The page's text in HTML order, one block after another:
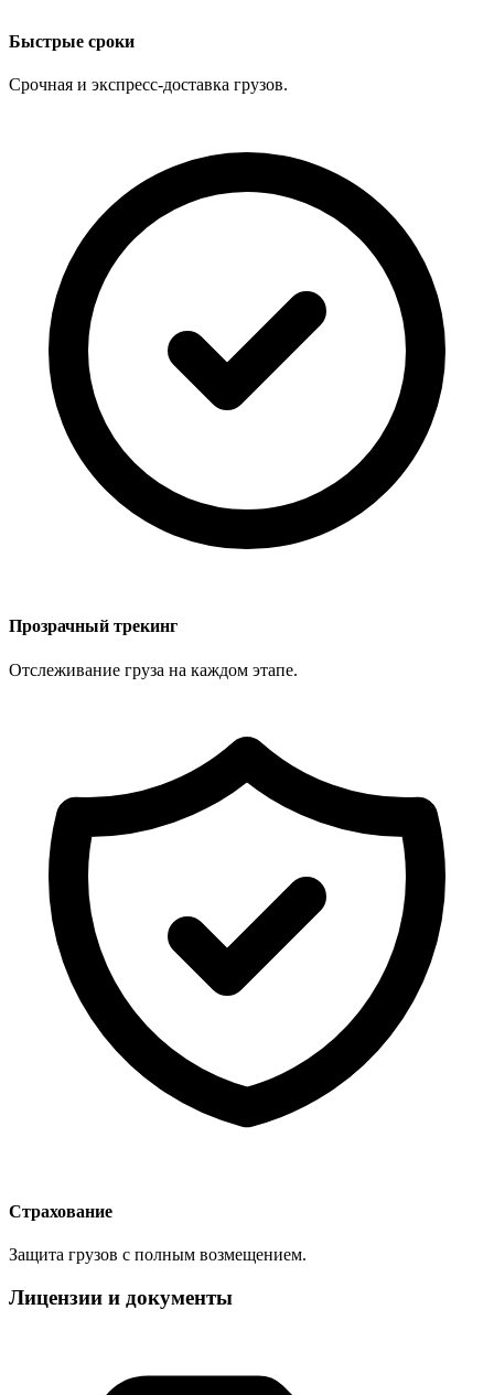
Быстрые сроки
Срочная и экспресс-доставка грузов.
Прозрачный трекинг
Отслеживание груза на каждом этапе.
Страхование
Защита грузов с полным возмещением.
Лицензии и документы